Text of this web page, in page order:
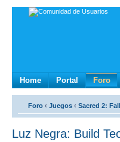
Home Portal Foro
Foro ‹ Juegos ‹ Sacred 2:
Luz Negra: Build